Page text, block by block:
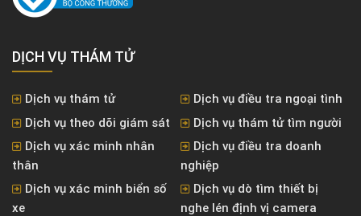
DỊCH VỤ THÁM TỬ
Dịch vụ thám tử
Dịch vụ điều tra ngoại tình
Dịch vụ theo dõi giám sát
Dịch vụ thám tử tìm người
Dịch vụ xác minh nhân
thân
Dịch vụ điều tra doanh
nghiệp
Dịch vụ xác minh biển số
xe
Dịch vụ dò tìm thiết bị
nghe lén định vị camera